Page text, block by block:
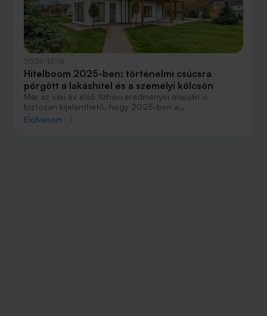
Hitelboom 2025-ben: történelmi csúcsra
pörgött a lakáshitel és a személyi kölcsön
Már az idei év első tízhavi eredményei alapján is
biztosan kijelenthető, hogy 2025-ben a
lakáshitelpiacon és a személyi kölcsönök piacán is éves
Elolvasom